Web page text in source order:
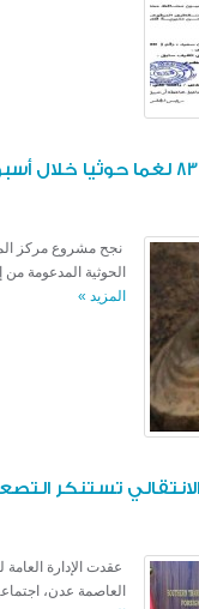
الحوثية المدعومة
المزيد »
تستنكر
عقدت الإدارة
العاصمة عدن،